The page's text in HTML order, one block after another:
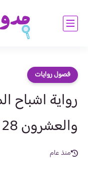
فصول روايات
رواية اشباح
والعشرون 28 بقلم ايه محمد رفعت
منذ عام